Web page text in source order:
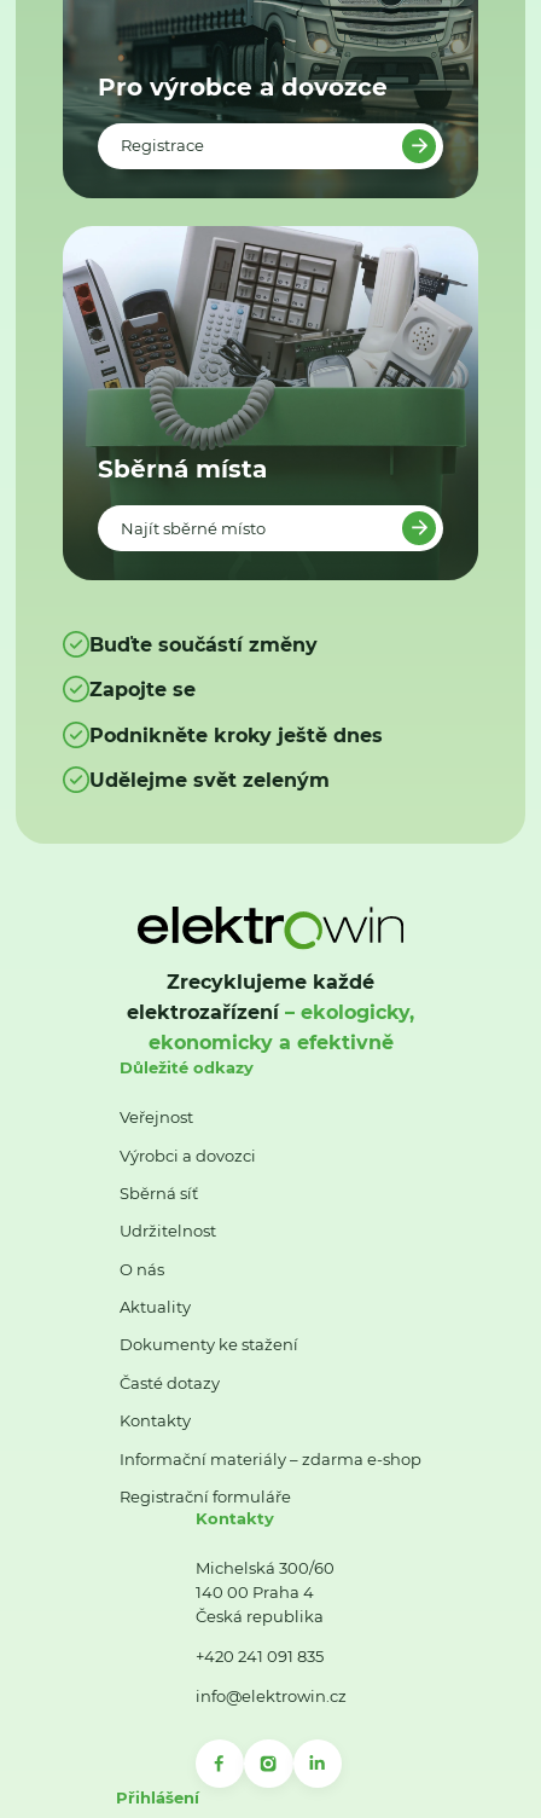
Pro výrobce a dovozce
Registrace
Sběrná místa
Najít sběrné místo
Buďte součástí změny
Zapojte se
Podnikněte kroky ještě dnes
Udělejme svět zeleným
Zrecyklujeme každé
elektrozařízení– ekologicky,
ekonomicky a efektivně
Důležité odkazy
Veřejnost
Výrobci a dovozci
Sběrná síť
Udržitelnost
O nás
Aktuality
Dokumenty ke stažení
Časté dotazy
Kontakty
Informační materiály – zdarma e-shop
Registrační formuláře
Kontakty
Michelská 300/60
140 00 Praha 4
Česká republika
+420 241 091 835
info@elektrowin.cz
Přihlášení